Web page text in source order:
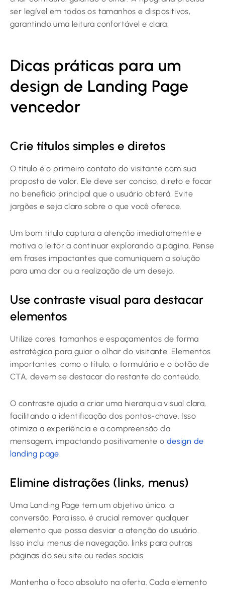
ser legível em todos os tamanhos e dispositivos,
garantindo uma leitura confortável e clara.
Dicas práticas para um
design de Landing Page
vencedor
Crie títulos simples e diretos
O título é o primeiro contato do visitante com sua
proposta de valor. Ele deve ser conciso, direto e focar
no benefício principal que o usuário obterá. Evite
jargões e seja claro sobre o que você oferece.
Um bom título captura a atenção imediatamente e
motiva o leitor a continuar explorando a página. Pense
em frases impactantes que comuniquem a solução
para uma dor ou a realização de um desejo.
Use contraste visual para destacar
elementos
Utilize cores, tamanhos e espaçamentos de forma
estratégica para guiar o olhar do visitante. Elementos
importantes, como o título, o formulário e o botão de
CTA, devem se destacar do restante do conteúdo.
O contraste ajuda a criar uma hierarquia visual clara,
facilitando a identificação dos pontos-chave. Isso
otimiza a experiência e a compreensão da
mensagem, impactando positivamente o design de
landing page
Elimine distrações (links, menus)
Uma Landing Page tem um objetivo único: a
conversão. Para isso, é crucial remover qualquer
elemento que possa desviar a atenção do usuário.
Isso inclui menus de navegação, links para outras
páginas do seu site ou redes sociais.
Mantenha o foco absoluto na oferta. Cada elemento